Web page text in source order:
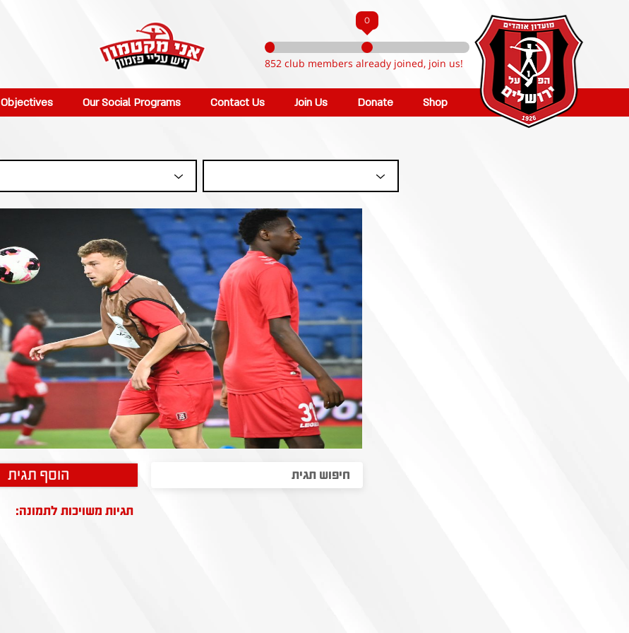
0
852 club members already joined, join us!
Objectives Our Social Programs Contact Us Join Us Donate Shop
הוסף תגית
תגיות משויכות לתמונה: